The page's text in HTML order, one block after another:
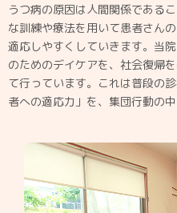
うつ病の原因は人間関係である
な訓練や療法を用いて患者さん
適応しやすくしていきます。当
のためのデイケアを、社会復帰
て行っています。これは普段の
者への適応力」を、集団行動の